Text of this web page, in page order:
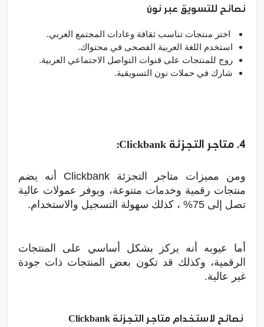
نصائح للتسويق عبر نون
اختر منتجات تناسب ثقافة وعادات المجتمع العربي.
استخدم اللغة العربية الفصحى في محتواك.
روج للمنتجات على قنوات التواصل الاجتماعي العربية.
شارك في حملات نون التسويقية.
4. متاجر التجزئة Clickbank:
ومن مميزات متاجر التجزئة Clickbank أنه يضم
منتجات رقمية وخدمات متنوعة، ويوفر عمولات عالية
تصل إلى 75% ، كذلك سهولة التسجيل والاستخدام.
أما عيوبه أنه يركز بشكل أساسي على المنتجات
الرقمية، وكذلك قد تكون بعض المنتجات ذات جودة
غير عالية.
نصائح لاستخدام متاجر التجزئة Clickbank